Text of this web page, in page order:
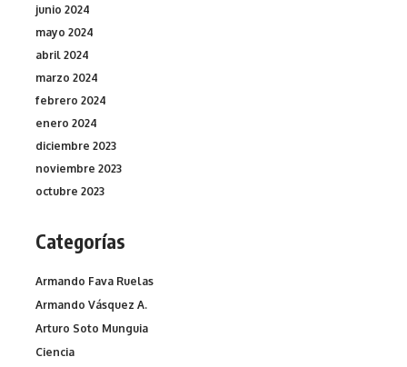
junio 2024
mayo 2024
abril 2024
marzo 2024
febrero 2024
enero 2024
diciembre 2023
noviembre 2023
octubre 2023
Categorías
Armando Fava Ruelas
Armando Vásquez A.
Arturo Soto Munguia
Ciencia